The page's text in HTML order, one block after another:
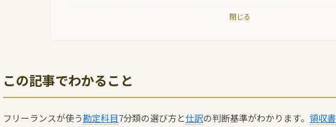
閉じる
この記事でわかること
フリーランスが使う勘定科目7分類の選び方と仕訳の判断基準がわかります。 領収書